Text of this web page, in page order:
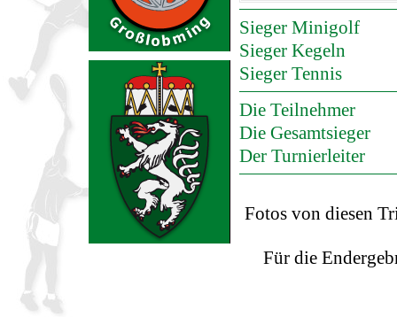
Sieger Minigolf
Sieger Kegeln
Sieger Tennis
Die Teilnehmer
Die Gesamtsieger
Der Turnierleiter
Fotos von diesen
Für die